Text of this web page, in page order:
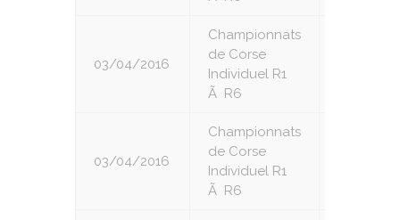
03/04/2016
Championnats
de Corse
Individuel R1
Ã R6
03/04/2016
Championnats
de Corse
Individuel R1
Ã R6